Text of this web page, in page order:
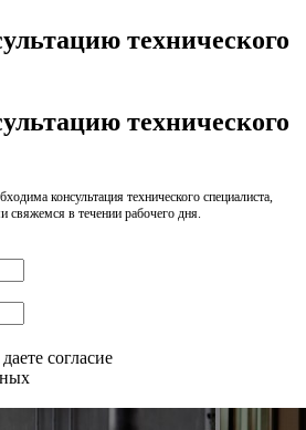
технического
технического
консультация технического специалиста,
свяжемся в течении рабочего дня.
согласие